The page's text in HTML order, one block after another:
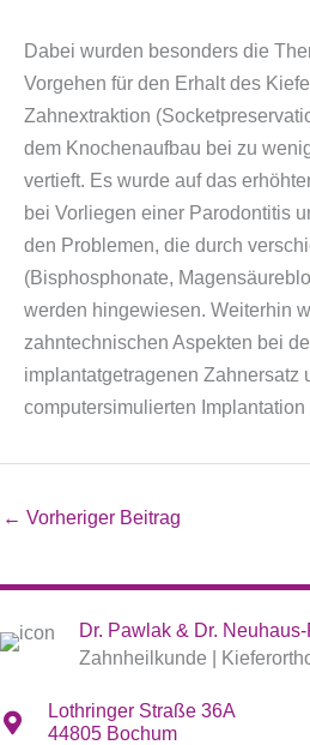
Dabei wurden besonders die
Vorgehen für den Erhalt des
Zahnextraktion
dem Knochenaufbau bei zu
vertieft. Es wurde auf das
bei Vorliegen einer Parodontitis
den Problemen, die durch
(Bisphosphonate,
werden hingewiesen. Weiterhin
zahntechnischen Aspekten bei
implantatgetragenen Zahnersatz
computersimulierten
← Vorheriger Beitrag
Dr. Pawlak & Dr.
Zahnheilkunde |
Lothringer Straße 36A
44805 Bochum